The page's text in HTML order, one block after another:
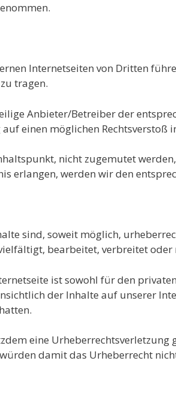
Internetseiten von Dritten
tragen.
Anbieter/Betreiber der
einen möglichen Rechtsverstoß
nicht zugemutet
erlangen, werden wir den
sind, soweit möglich,
bearbeitet, verbreitet oder
ist sowohl für den
der Inhalte auf unserer
eine
damit das Urheberrecht